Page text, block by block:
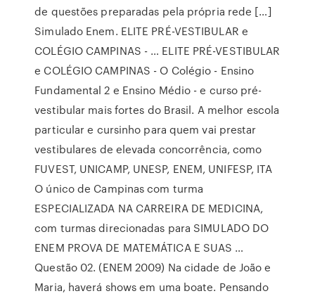
de questões preparadas pela própria rede […]
Simulado Enem. ELITE PRÉ-VESTIBULAR e
COLÉGIO CAMPINAS - … ELITE PRÉ-VESTIBULAR
e COLÉGIO CAMPINAS - O Colégio - Ensino
Fundamental 2 e Ensino Médio - e curso pré-
vestibular mais fortes do Brasil. A melhor escola
particular e cursinho para quem vai prestar
vestibulares de elevada concorrência, como
FUVEST, UNICAMP, UNESP, ENEM, UNIFESP, ITA
O único de Campinas com turma
ESPECIALIZADA NA CARREIRA DE MEDICINA,
com turmas direcionadas para SIMULADO DO
ENEM PROVA DE MATEMÁTICA E SUAS …
Questão 02. (ENEM 2009) Na cidade de João e
Maria, haverá shows em uma boate. Pensando